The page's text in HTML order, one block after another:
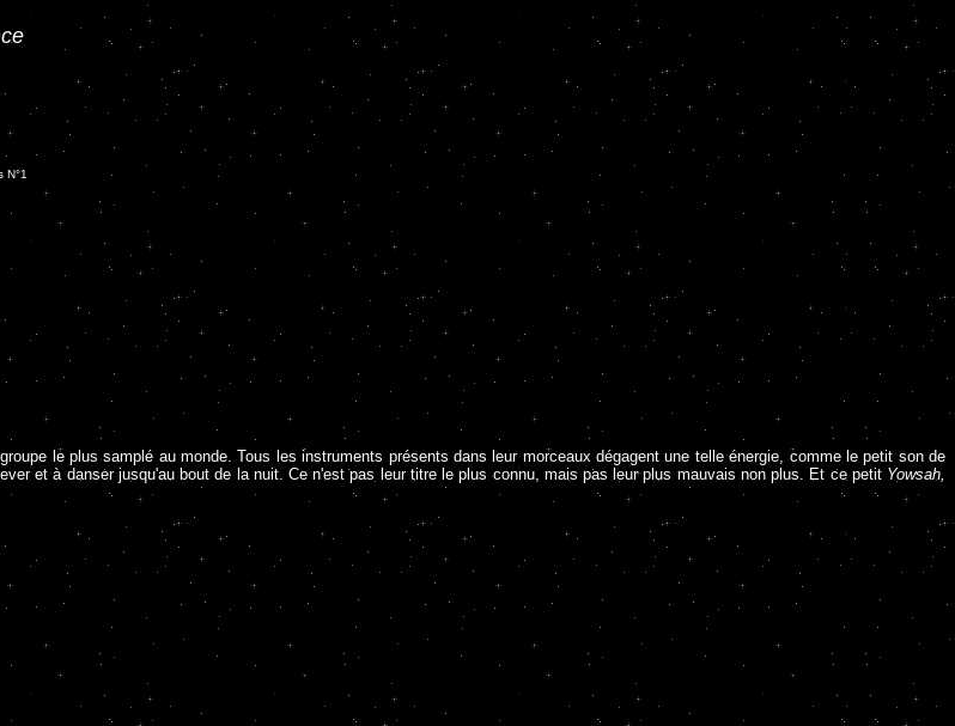
N°1
le plus samplé au monde. Tous les instruments présents dans leur morceaux dégagent une telle énergie, comme le petit son de
et à danser jusqu'au bout de la nuit. Ce n'est pas leur titre le plus connu, mais pas leur plus mauvais non plus. Et ce petit Yowsah,